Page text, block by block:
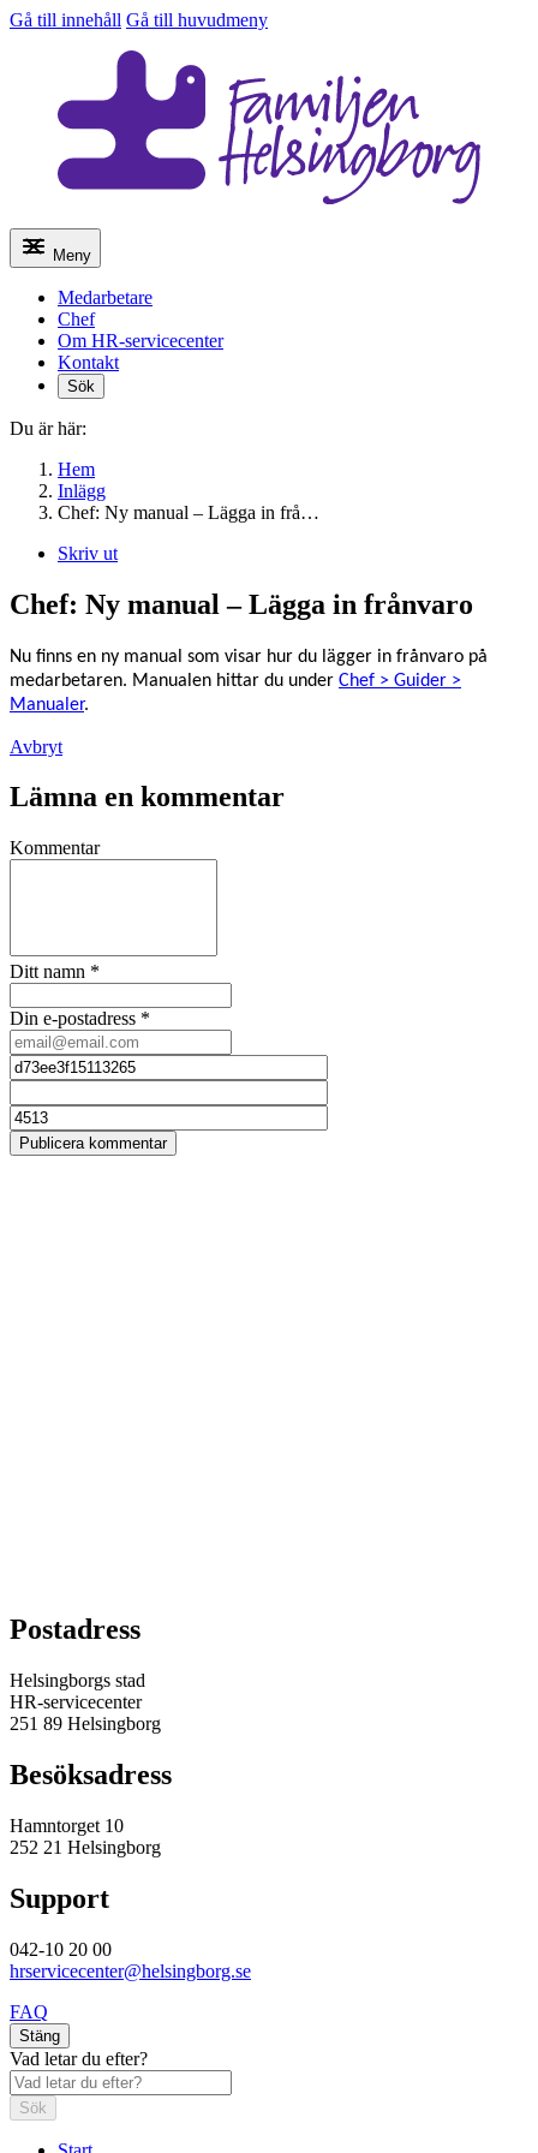
Gå till innehåll Gå till huvudmeny
Meny
Medarbetare
Chef
Om HR-servicecenter
Kontakt
Sök
Du är här:
Hem
Inlägg
Chef: Ny manual – Lägga in frå…
Skriv ut
Chef: Ny manual – Lägga in frånvaro
Nu finns en ny manual som visar hur du lägger in frånvaro på
medarbetaren. Manualen hittar du under Chef > Guider >
Manualer.
Avbryt
Lämna en kommentar
Kommentar
Ditt namn *
Din e-postadress *
Publicera kommentar
Postadress
Helsingborgs stad
HR-servicecenter
251 89 Helsingborg
Besöksadress
Hamntorget 10
252 21 Helsingborg
Support
042-10 20 00
hrservicecenter@helsingborg.se
FAQ
Stäng
Vad letar du efter?
Sök